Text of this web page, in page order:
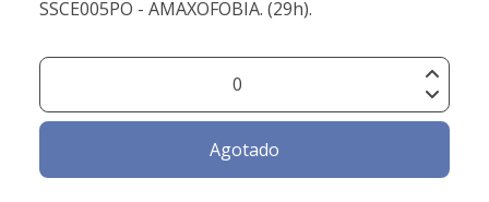
SSCE005PO - AMAXOFOBIA. (29h).
Agotado